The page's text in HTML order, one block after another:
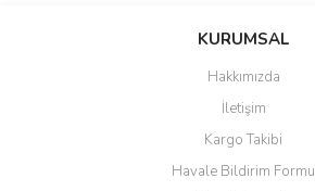
KURUMSAL
Hakkımızda
İletişim
Kargo Takibi
Havale Bildirim Formu